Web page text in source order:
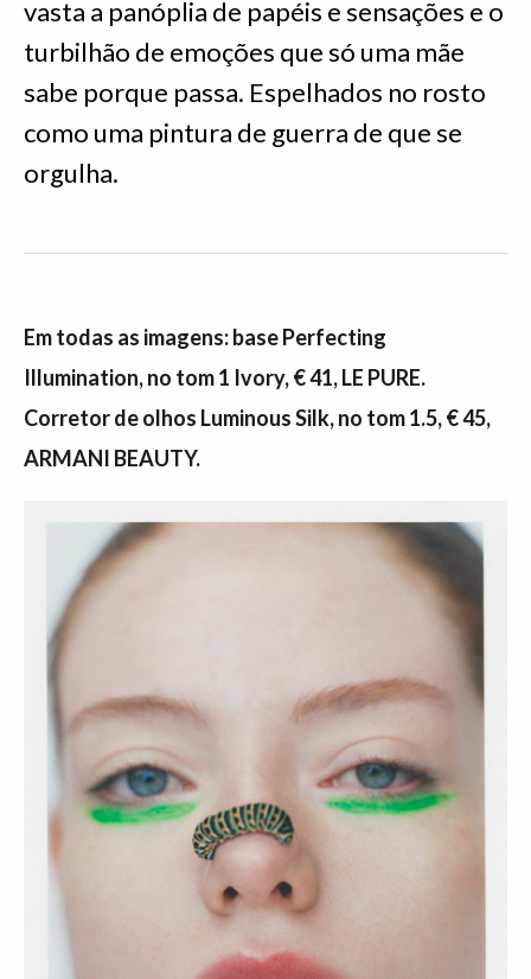
vasta a panóplia de papéis e sensações e o
turbilhão de emoções que só uma mãe
sabe porque passa. Espelhados no rosto
como uma pintura de guerra de que se
orgulha.
Em todas as imagens: base Perfecting
Illumination, no tom 1 Ivory, € 41, LE PURE.
Corretor de olhos Luminous Silk, no tom 1.5, € 45,
ARMANI BEAUTY.